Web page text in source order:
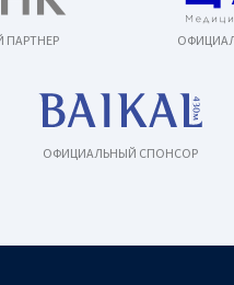
ПАРТНЕР
ОФИЦИАЛЬНЫЙ СПОНСОР